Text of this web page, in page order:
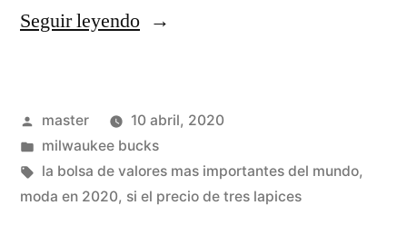
Seguir leyendo«es/está
milwaukee
bucks»
Publicado
por
master
10 abril, 2020
Publicado
en
milwaukee bucks
Etiquetas:
la bolsa de valores mas importantes del mundo,
moda en 2020, si el precio de tres lapices